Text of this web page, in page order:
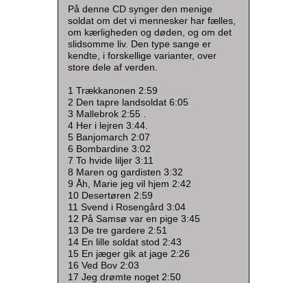
På denne CD synger den menige
soldat om det vi mennesker har fælles,
om kærligheden og døden, og om det
slidsomme liv. Den type sange er
kendte, i forskellige varianter, over
store dele af verden.
1 Trækkanonen 2:59
2 Den tapre landsoldat 6:05
3 Mallebrok 2:55 .
4 Her i lejren 3:44.
5 Banjomarch 2:07
6 Bombardine 3:02
7 To hvide liljer 3:11
8 Maren og gardisten 3:32
9 Åh, Marie jeg vil hjem 2:42
10 Desertøren 2:59
11 Svend i Rosengård 3:04
12 På Samsø var en pige 3:45
13 De tre gardere 2:51
14 En lille soldat stod 2:43
15 En jæger gik at jage 2:26
16 Ved Bov 2:03
17 Jeg drømte noget 2:50